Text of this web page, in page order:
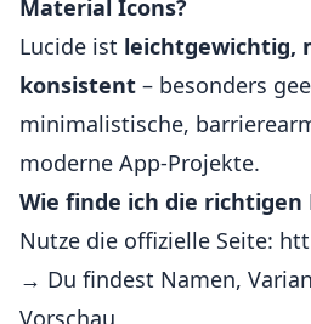
Material Icons?
Lucide ist leichtgewichtig,
konsistent – besonders
minimalistische,
moderne App-Projekte.
Wie finde ich die richtigen
Nutze die offizielle Seite:
→ Du findest Namen,
Vorschau